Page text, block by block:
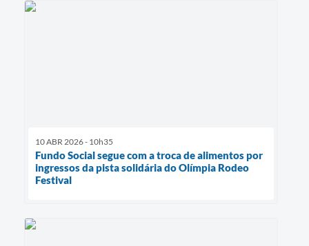
10 ABR 2026 - 10h35
Fundo Social segue com a troca de alimentos por
ingressos da pista solidária do Olímpia Rodeo
Festival